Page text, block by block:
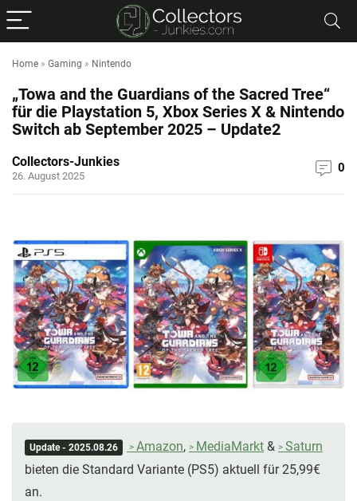
Home » Gaming » Nintendo
„Towa and the Guardians of the Sacred Tree“
für die Playstation 5, Xbox Series X & Nintendo
Switch ab September 2025 – Update2
Collectors-Junkies
26. August 2025
0
Update - 2025.08.26 Amazon, MediaMarkt &
Saturn
bieten die Standard Variante (PS5) aktuell für 25,99€
an.